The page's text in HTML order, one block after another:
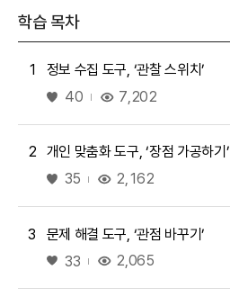
학습 목차
1
정보 수집 도구, ‘관찰 스위치’
좋아요
40 7,202
2
개인 맞춤화 도구, ‘장점 가공하기’
좋아요
35 2,162
3
문제 해결 도구, ‘관점 바꾸기’
좋아요
33 2,065